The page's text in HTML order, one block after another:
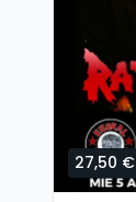
27,50 €